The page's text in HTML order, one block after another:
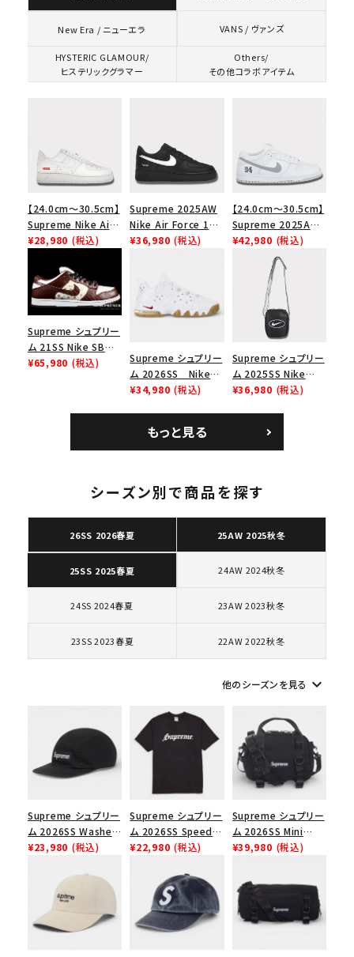
ショルダー・ウエストバッグ
ボックスロゴ ブラックスウェット
シーズンから探す
並び順
価格から探す
円 ～
在庫のない商品を表示する
絞り込んで検索する
New Era / ニューエラ VANS / ヴァンズ
HYSTERIC GLAMOUR/
ヒステリックグラマー
Others/
その他コラボアイテム
【24.0cm～30.5cm】
Supreme Nike Air
Force 1 Low シュプ
ース１スニーカー シ
ューズ ホワイト
¥28,980 (税込)
Supreme 2025AW
Nike Air Force 1
Low シュプリーム ナ
ラック
¥36,980 (税込)
【24.0cm～30.5cm】
Supreme 2025AW
Nike SB Dunk Low
ナイキ SB ダンク ロ
ー スニーカー ホワイ
¥42,980 (税込)
Supreme シュプリー
ム 21SS Nike SB
Dunk Low ナイキSB
¥65,980 (税込)
Supreme シュプリー
ム 2026SS Nike
SB Air Max 2 CB 94
ロー SP ホワイト
¥34,980 (税込)
Supreme シュプリー
ム 2025SS Nike
Leather Shoulder
¥36,980 (税込)
もっと見る
シーズン別で商品を探す
26SS 2026春夏 25AW 2025秋冬
25SS 2025春夏 24AW 2024秋冬
24SS 2024春夏 23AW 2023秋冬
23SS 2023春夏 22AW 2022秋冬
他のシーズンを見る keyboard_arrow_down
Supreme シュプリー
ム 2026SS Washed
Chino Twill Camp
ノツイル キャンプキャ
ップ ブラック
¥23,980 (税込)
Supreme シュプリー
ム 2026SS Speed
Tee スピードTシャツ
¥22,980 (税込)
Supreme シュプリー
ム 2026SS Mini
Duffle Bag ミニダッ
¥39,980 (税込)